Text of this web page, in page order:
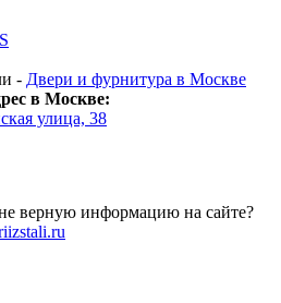
- Двери и фурнитура в Москве
в Москве:
улица, 38
верную информацию на сайте?